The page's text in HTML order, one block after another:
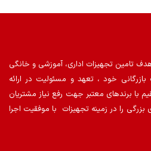
تامین تجهیزات اداری، آموزشی و خانگی
خود ، تعهد و مسئولیت در ارائه
با برندهای معتبر جهت رفع نیاز مشتریان
را در زمینه تجهیزات با موفقیت اجرا